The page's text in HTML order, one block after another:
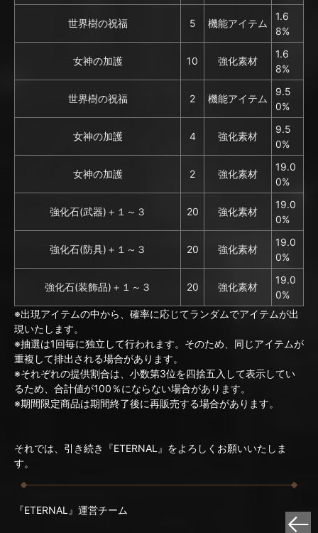
世界樹の祝福 5 機能アイテム
1.6
8%
女神の加護 10 強化素材
1.6
8%
世界樹の祝福 2 機能アイテム
9.5
0%
女神の加護 4 強化素材
9.5
0%
女神の加護 2 強化素材
19.0
0%
強化石(武器)＋１～３ 20 強化素材
19.0
0%
強化石(防具)＋１～３ 20 強化素材
19.0
0%
強化石(装飾品)＋１～３ 20 強化素材
19.0
0%
※出現アイテムの中から、確率に応じてランダムでアイテムが出
現いたします。
※抽選は1回毎に独立して行われます。そのため、同じアイテムが
重複して排出される場合があります。
※それぞれの提供割合は、小数第3位を四捨五入して表示してい
るため、合計値が100％にならない場合があります。
※期間限定商品は期間終了後に再販売する場合があります。
それでは、引き続き『ETERNAL』をよろしくお願いいたしま
す。
『ETERNAL』運営チーム